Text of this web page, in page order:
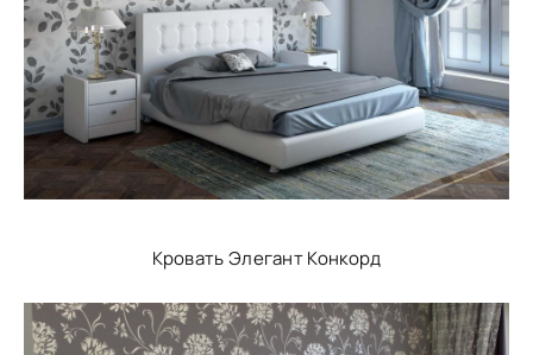
Кровать Элегант Конкорд